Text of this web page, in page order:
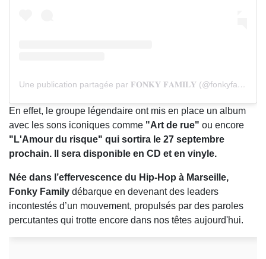
Une publication partagée par 𝐅𝐎𝐍𝐊𝐘 𝐅𝐀𝐌𝐈𝐋𝐘 (@fonkyfamilyof)
En effet, le groupe légendaire ont mis en place un album
avec les sons iconiques comme "Art de rue" ou encore
"L'Amour du risque" qui sortira le 27 septembre
prochain. Il sera disponible en CD et en vinyle.
Née dans l’effervescence du Hip-Hop à Marseille,
Fonky Family débarque en devenant des leaders
incontestés d’un mouvement, propulsés par des paroles
percutantes qui trotte encore dans nos têtes aujourd'hui.